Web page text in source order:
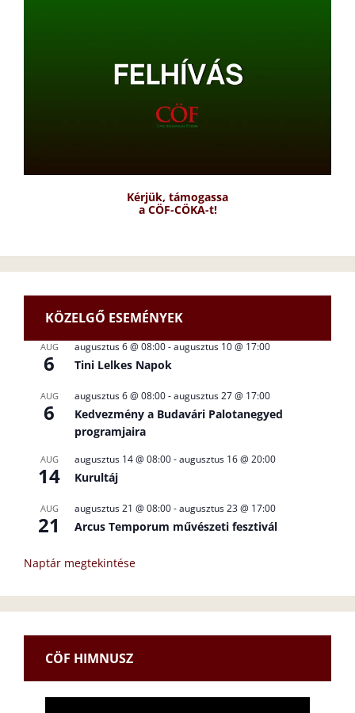
Kérjük, támogassa
a CÖF-CÖKA-t!
KÖZELGŐ ESEMÉNYEK
AUG
6
augusztus 6 @ 08:00-augusztus 10 @ 17:00
Tini Lelkes Napok
AUG
6
augusztus 6 @ 08:00-augusztus 27 @ 17:00
Kedvezmény a Budavári Palotanegyed
programjaira
AUG
14
augusztus 14 @ 08:00-augusztus 16 @ 20:00
Kurultáj
AUG
21
augusztus 21 @ 08:00-augusztus 23 @ 17:00
Arcus Temporum művészeti fesztivál
Naptár megtekintése
CÖF HIMNUSZ